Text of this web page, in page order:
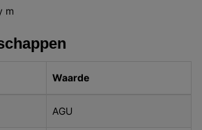
m
Waarde
AGU